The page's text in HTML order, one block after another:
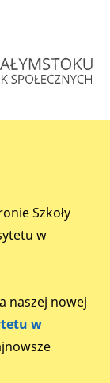
Szkoły
w
naszej nowej
w